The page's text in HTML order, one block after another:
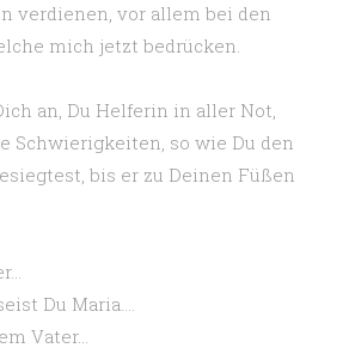
verdienen, vor allem bei den
mich jetzt bedrücken.
an, Du Helferin in aller Not,
Schwierigkeiten, so wie Du den
bis er zu Deinen Füßen
Du Maria….
Vater…